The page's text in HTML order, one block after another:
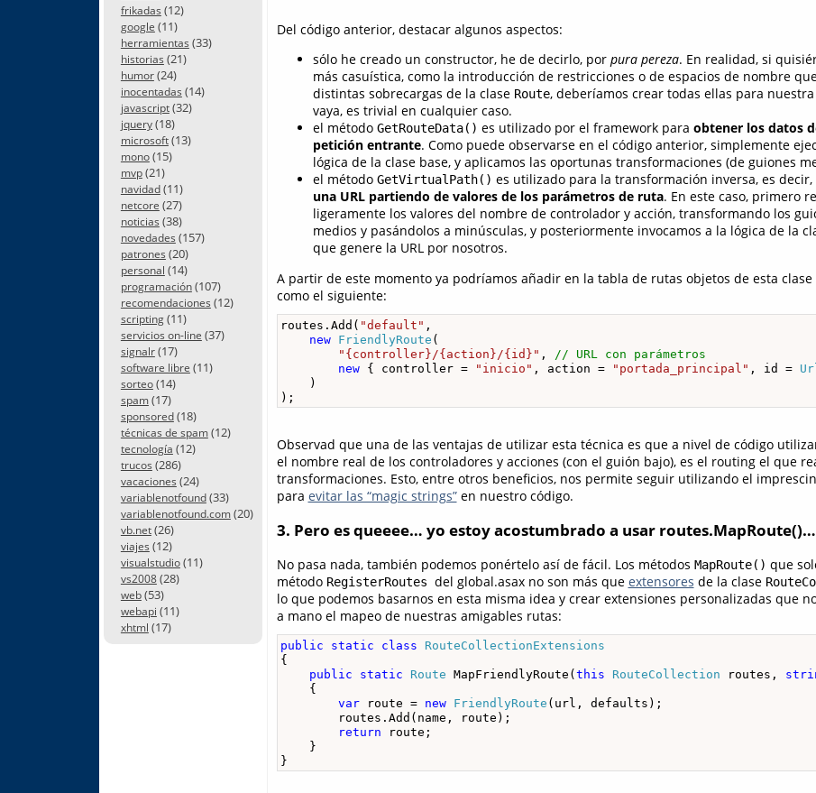
frikadas (12)
google (11)
herramientas (33)
historias (21)
humor(24)
inocentadas (14)
javascript(32)
jquery(18)
microsoft(13)
mono(15)
mvp(21)
navidad(11)
netcore (27)
noticias (38)
novedades (157)
patrones (20)
personal (14)
programación(107)
recomendaciones (12)
scripting(11)
servicios on-line (37)
signalr(17)
software libre (11)
sorteo(14)
spam(17)
sponsored(18)
técnicas de spam(12)
tecnología (12)
trucos (286)
vacaciones (24)
variablenotfound(33)
variablenotfound.com(20)
vb.net(26)
viajes (12)
visualstudio(11)
vs2008(28)
web(53)
webapi (11)
xhtml (17)
Del código anterior, destacar algunos aspectos:
sólo he creado un constructor, he de decirlo, por pura pereza. En realidad, si
más casuística, como la introducción de restricciones o de espacios de nombre
distintas sobrecargas de la clase Route, deberíamos crear todas ellas para nuestra
vaya, es trivial en cualquier caso.
el método GetRouteData() es utilizado por el framework para obtener los datos
petición entrante. Como puede observarse en el código anterior, simplemente
lógica de la clase base, y aplicamos las oportunas transformaciones (de guiones
el método GetVirtualPath() es utilizado para la transformación inversa, es decir,
una URL partiendo de valores de los parámetros de ruta. En este caso, primero
ligeramente los valores del nombre de controlador y acción, transformando los
medios y pasándolos a minúsculas, y posteriormente invocamos a la lógica de la
que genere la URL por nosotros.
A partir de este momento ya podríamos añadir en la tabla de rutas objetos de esta clase
como el siguiente:
routes.Add( "default" ,
new
FriendlyRoute (
"{controller}/{action}/{id}" , // URL con parámetros
new { controller = "inicio" , action = "portada_principal" , id =
)
);
Observad que una de las ventajas de utilizar esta técnica es que a nivel de código
el nombre real de los controladores y acciones (con el guión bajo), es el routing el que
transformaciones. Esto, entre otros beneficios, nos permite seguir utilizando el
para evitar las “magic strings”en nuestro código.
3. Pero es queeee… yo estoy acostumbrado a usar routes.MapRoute()…
No pasa nada, también podemos ponértelo así de fácil. Los métodos MapRoute() que
método RegisterRoutes del global.asax no son más que extensores de la clase
lo que podemos basarnos en esta misma idea y crear extensiones personalizadas que
a mano el mapeo de nuestras amigables rutas:
public static class
RouteCollectionExtensions
{
public
static Route MapFriendlyRoute( this RouteCollection routes,
{
var route = new FriendlyRoute (url, defaults);
routes.Add(name, route);
return route;
}
}